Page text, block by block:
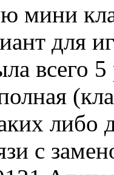
мини
для
всего
либо
с